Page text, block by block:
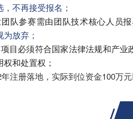
不再接受报名；
队参赛需由团队技术核心人员
放弃；
目必须符合国家法律法规和产
和处置权；
注册落地，实际到位资金100万